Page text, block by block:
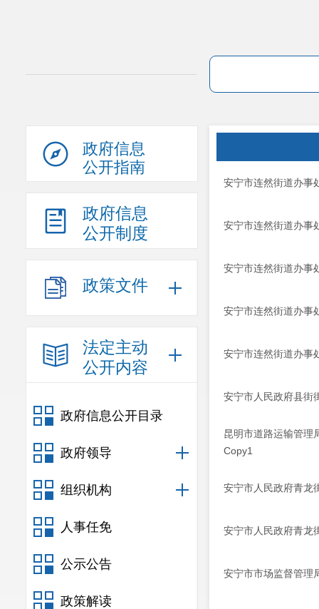
政府信息
公开指南
政府信息
公开制度
政策文件
法定主动
公开内容
政府信息公开目录
政府领导
组织机构
人事任免
公示公告
政策解读
安宁市连然街道办事
安宁市连然街道办事
安宁市连然街道办事
安宁市连然街道办事
安宁市连然街道办事
安宁市人民政府县街
昆明市道路运输管理
Copy1
安宁市人民政府青龙
安宁市人民政府青龙
安宁市市场监督管理